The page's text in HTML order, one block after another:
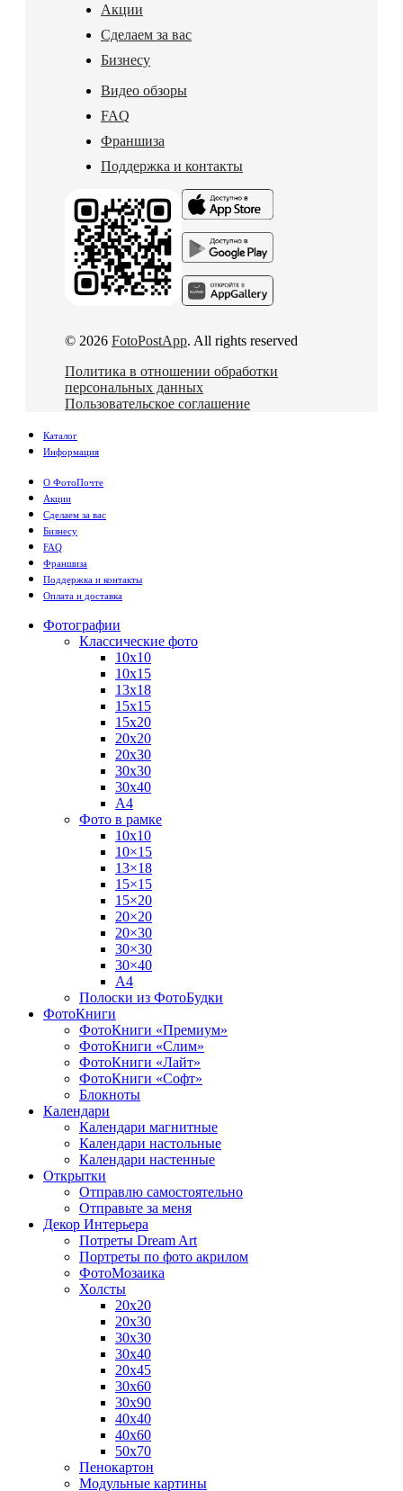
Акции
Сделаем за вас
Бизнесу
Видео обзоры
FAQ
Франшиза
Поддержка и контакты
© 2026 FotoPostApp. All rights reserved
Политика в отношении обработки
персональных данных
Пользовательское соглашение
Каталог
Информация
О ФотоПочте
Акции
Сделаем за вас
Бизнесу
FAQ
Франшиза
Поддержка и контакты
Оплата и доставка
Фотографии
Классические фото
10х10
10х15
13х18
15х15
15х20
20х20
20х30
30х30
30х40
А4
Фото в рамке
10х10
10×15
13×18
15×15
15×20
20×20
20×30
30×30
30×40
A4
Полоски из ФотоБудки
ФотоКниги
ФотоКниги «Премиум»
ФотоКниги «Слим»
ФотоКниги «Лайт»
ФотоКниги «Софт»
Блокноты
Календари
Календари магнитные
Календари настольные
Календари настенные
Открытки
Отправлю самостоятельно
Отправьте за меня
Декор Интерьера
Потреты Dream Art
Портреты по фото акрилом
ФотоМозаика
Холсты
20х20
20х30
30х30
30х40
20х45
30х60
30х90
40х40
40х60
50х70
Пенокартон
Модульные картины